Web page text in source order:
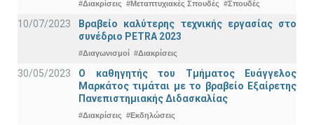
#Διακρίσεις #Μεταπτυχιακές Σπουδές #Σπουδές
10/07/2023
Βραβείο καλύτερης τεχνικής εργασίας στο
συνέδριο PETRA 2023
#Διαγωνισμοί #Διακρίσεις
30/05/2023
Ο καθηγητής του Τμήματος Ευάγγελος
Μαρκάτος τιμάται με το βραβείο Εξαίρετης
Πανεπιστημιακής Διδασκαλίας
#Διακρίσεις #Εκδηλώσεις